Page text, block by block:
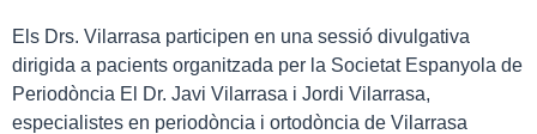
Els Drs. Vilarrasa participen en una sessió divulgativa
dirigida a pacients organitzada per la Societat Espanyola de
Periodòncia El Dr. Javi Vilarrasa i Jordi Vilarrasa,
especialistes en periodòncia i ortodòncia de Vilarrasa